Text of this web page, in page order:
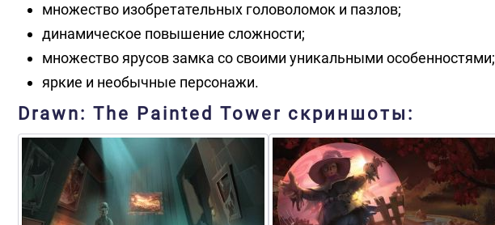
множество изобретательных головоломок и пазлов;
динамическое повышение сложности;
множество ярусов замка со своими уникальными особенностями;
яркие и необычные персонажи.
Drawn: The Painted Tower скриншоты: